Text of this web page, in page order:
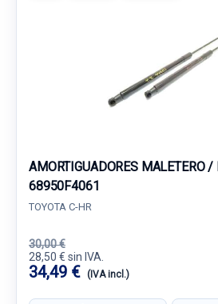
AMORTIGUADORES MALETERO /
68950F4061
TOYOTA C-HR
30,00 €
28,50 € sin IVA.
34,49 € (IVA incl.)